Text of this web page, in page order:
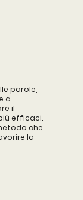
parole,
a
il
efficaci.
che
la